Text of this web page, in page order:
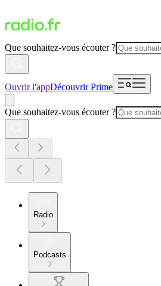
Que souhaitez-vous écouter ?
Ouvrir l'appDécouvrir Prime
Que souhaitez-vous écouter ?
Radio
Podcasts